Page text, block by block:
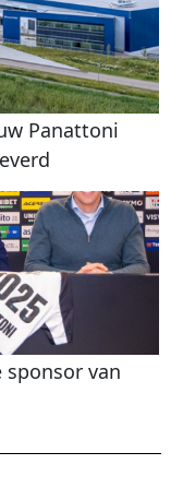
Panattoni
sponsor van